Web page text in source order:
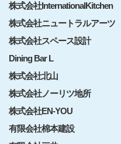
株式会社InternationalKitchen
株式会社ニュートラルアーツ
株式会社スペース設計
Dining Bar L
株式会社北山
株式会社ノーリツ地所
株式会社EN-YOU
有限会社棉本建設